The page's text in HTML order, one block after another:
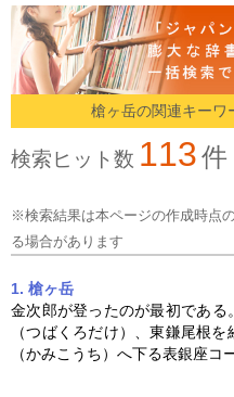
槍ヶ岳の関連キーワ
検索ヒット数 113件
※検索結果は本ページの作成時点
る場合があります
1. 槍ヶ岳
金次郎が登ったのが最初であ
（つばくろだけ）、東鎌尾根を
（かみこうち）へ下る表銀座コ